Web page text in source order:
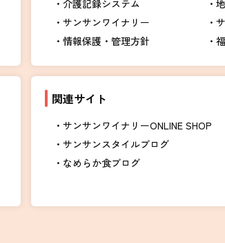
介護記録システム
サンサンワイナリー
情報保護・管理方針
関連サイト
サンサンワイナリーONLINE SHOP
サンサンスタイルブログ
なめらか食ブログ